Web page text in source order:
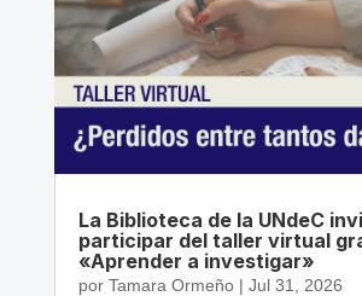
La Biblioteca de la UNdeC
participar del taller virtual
«Aprender a investigar»
por Tamara Ormeño| Jul 31, 2026